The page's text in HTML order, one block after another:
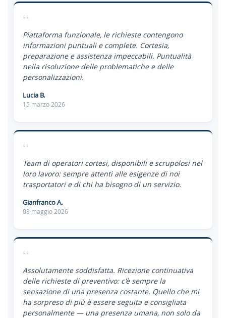
“
Piattaforma funzionale, le richieste contengono
informazioni puntuali e complete. Cortesia,
preparazione e assistenza impeccabili. Puntualità
nella risoluzione delle problematiche e delle
personalizzazioni.
Lucia B.
15 marzo 2026
“
Team di operatori cortesi, disponibili e scrupolosi nel
loro lavoro: sempre attenti alle esigenze di noi
trasportatori e di chi ha bisogno di un servizio.
Gianfranco A.
08 maggio 2026
“
Assolutamente soddisfatta. Ricezione continuativa
delle richieste di preventivo: c'è sempre la
sensazione di una presenza costante. Quello che mi
ha sorpreso di più è essere seguita e consigliata
personalmente — una presenza umana, non solo da